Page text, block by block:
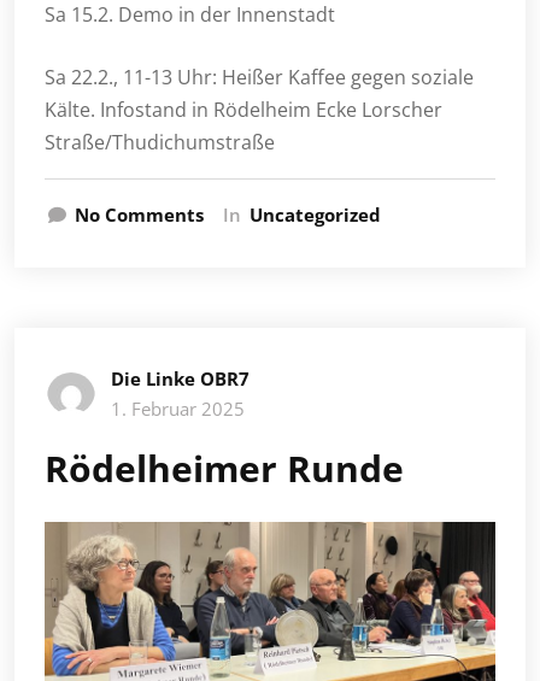
Sa 15.2. Demo in der Innenstadt
Sa 22.2., 11-13 Uhr: Heißer Kaffee gegen soziale
Kälte. Infostand in Rödelheim Ecke Lorscher
Straße/Thudichumstraße
No Comments In Uncategorized
Die Linke OBR7
1. Februar 2025
Rödelheimer Runde